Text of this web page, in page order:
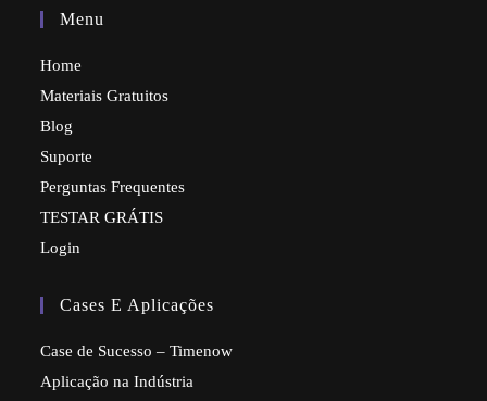
Menu
Home
Materiais Gratuitos
Blog
Suporte
Perguntas Frequentes
TESTAR GRÁTIS
Login
Cases E Aplicações
Case de Sucesso – Timenow
Aplicação na Indústria